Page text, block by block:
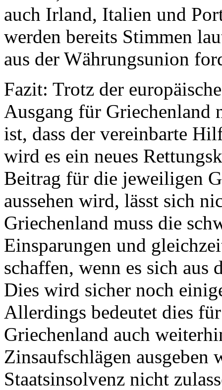
auch Irland, Italien und
werden bereits Stimmen
aus der Währungsunion
Fazit: Trotz der
Ausgang für Griechenland
ist, dass der vereinbarte
wird es ein neues
Beitrag für die jeweiligen
aussehen wird, lässt sich
Griechenland muss die
Einsparungen und
schaffen, wenn es sich
Dies wird sicher noch
Allerdings bedeutet dies
Griechenland auch
Zinsaufschlägen
Staatsinsolvenz nicht